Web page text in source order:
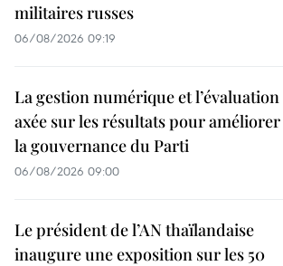
militaires russes
06/08/2026 09:19
La gestion numérique et l’évaluation
axée sur les résultats pour améliorer
la gouvernance du Parti
06/08/2026 09:00
Le président de l’AN thaïlandaise
inaugure une exposition sur les 50